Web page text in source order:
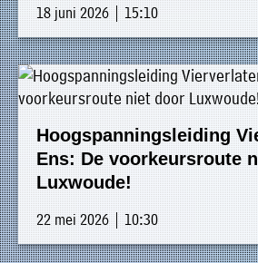
18 juni 2026 | 15:10
Hoogspanningsleiding
Ens: De voorkeursroute
Luxwoude!
22 mei 2026 | 10:30